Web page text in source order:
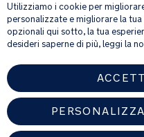
email address
Fornendo l’indirizzo e-mail,
newsletter e le informazioni su
interessarti.
Per ulteriori dettagli sul
nostrainformativa sulla privacy.
Utilizziamo i cookie per
personalizzate e migliorare la
opzionali qui sotto, la tua
desideri saperne di più, leggi la